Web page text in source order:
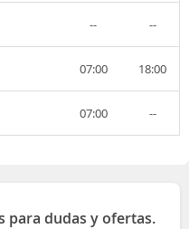
-- --
07:00 18:00
07:00 --
para dudas y ofertas.